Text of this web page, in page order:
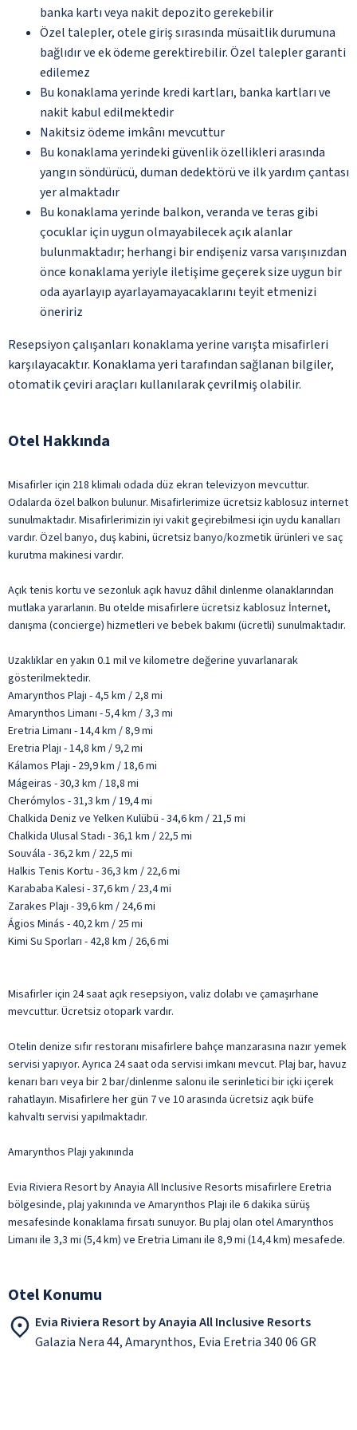
banka kartı veya nakit depozito gerekebilir
Özel talepler, otele giriş sırasında müsaitlik durumuna
bağlıdır ve ek ödeme gerektirebilir. Özel talepler garanti
edilemez
Bu konaklama yerinde kredi kartları, banka kartları ve
nakit kabul edilmektedir
Nakitsiz ödeme imkânı mevcuttur
Bu konaklama yerindeki güvenlik özellikleri arasında
yangın söndürücü, duman dedektörü ve ilk yardım çantası
yer almaktadır
Bu konaklama yerinde balkon, veranda ve teras gibi
çocuklar için uygun olmayabilecek açık alanlar
bulunmaktadır; herhangi bir endişeniz varsa varışınızdan
önce konaklama yeriyle iletişime geçerek size uygun bir
oda ayarlayıp ayarlayamayacaklarını teyit etmenizi
öneririz
Resepsiyon çalışanları konaklama yerine varışta misafirleri
karşılayacaktır. Konaklama yeri tarafından sağlanan bilgiler,
otomatik çeviri araçları kullanılarak çevrilmiş olabilir.
Otel Hakkında
Misafirler için 218 klimalı odada düz ekran televizyon mevcuttur.
Odalarda özel balkon bulunur. Misafirlerimize ücretsiz kablosuz internet
sunulmaktadır. Misafirlerimizin iyi vakit geçirebilmesi için uydu kanalları
vardır. Özel banyo, duş kabini, ücretsiz banyo/kozmetik ürünleri ve saç
kurutma makinesi vardır.
Açık tenis kortu ve sezonluk açık havuz dâhil dinlenme olanaklarından
mutlaka yararlanın. Bu otelde misafirlere ücretsiz kablosuz İnternet,
danışma (concierge) hizmetleri ve bebek bakımı (ücretli) sunulmaktadır.
Uzaklıklar en yakın 0.1 mil ve kilometre değerine yuvarlanarak
gösterilmektedir.
Amarynthos Plajı - 4,5 km / 2,8 mi
Amarynthos Limanı - 5,4 km / 3,3 mi
Eretria Limanı - 14,4 km / 8,9 mi
Eretria Plajı - 14,8 km / 9,2 mi
Kálamos Plajı - 29,9 km / 18,6 mi
Mágeiras - 30,3 km / 18,8 mi
Cherómylos - 31,3 km / 19,4 mi
Chalkida Deniz ve Yelken Kulübü - 34,6 km / 21,5 mi
Chalkida Ulusal Stadı - 36,1 km / 22,5 mi
Souvála - 36,2 km / 22,5 mi
Halkis Tenis Kortu - 36,3 km / 22,6 mi
Karababa Kalesi - 37,6 km / 23,4 mi
Zarakes Plajı - 39,6 km / 24,6 mi
Ágios Minás - 40,2 km / 25 mi
Kimi Su Sporları - 42,8 km / 26,6 mi
Misafirler için 24 saat açık resepsiyon, valiz dolabı ve çamaşırhane
mevcuttur. Ücretsiz otopark vardır.
Otelin denize sıfır restoranı misafirlere bahçe manzarasına nazır yemek
servisi yapıyor. Ayrıca 24 saat oda servisi imkanı mevcut. Plaj bar, havuz
kenarı barı veya bir 2 bar/dinlenme salonu ile serinletici bir içki içerek
rahatlayın. Misafirlere her gün 7 ve 10 arasında ücretsiz açık büfe
kahvaltı servisi yapılmaktadır.
Amarynthos Plajı yakınında
Evia Riviera Resort by Anayia All Inclusive Resorts misafirlere Eretria
bölgesinde, plaj yakınında ve Amarynthos Plajı ile 6 dakika sürüş
mesafesinde konaklama fırsatı sunuyor. Bu plaj olan otel Amarynthos
Limanı ile 3,3 mi (5,4 km) ve Eretria Limanı ile 8,9 mi (14,4 km) mesafede.
Otel Konumu
Evia Riviera Resort by Anayia All Inclusive Resorts
Galazia Nera 44, Amarynthos, Evia Eretria 340 06 GR